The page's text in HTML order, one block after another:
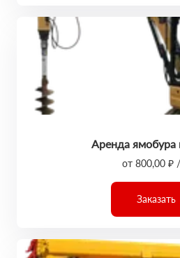
Аренда ямобура
от 800,00 ₽
Заказать